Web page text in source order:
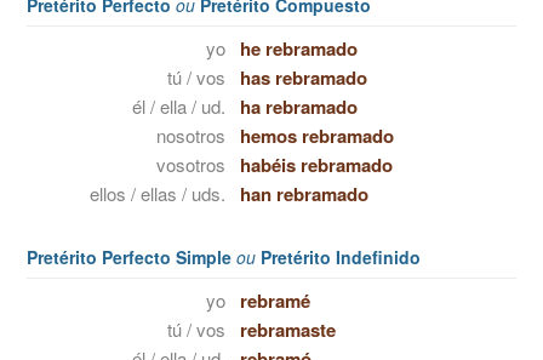
Pretérito Perfecto ou Pretérito Compuesto
yo he rebramado
tú / vos has rebramado
él / ella / ud. ha rebramado
nosotros hemos rebramado
vosotros habéis rebramado
ellos / ellas / uds. han rebramado
Pretérito Perfecto Simple ou Pretérito Indefinido
yo rebramé
tú / vos rebramaste